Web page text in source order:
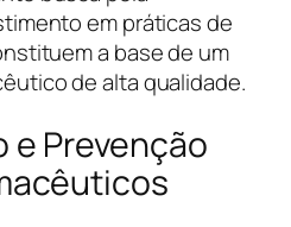
em práticas de
a base de um
de alta qualidade.
Prevenção